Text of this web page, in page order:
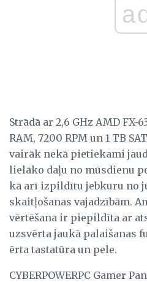
ad
Strādā ar 2,6 GHz AMD FX-
RAM, 7200 RPM un 1 TB
vairāk nekā pietiekami
lielāko daļu no mūsdienu
kā arī izpildītu jebkuru no
skaitļošanas vajadzībām.
vērtēšana ir piepildīta ar
uzsvērta jaukā palaišanas
ērta tastatūra un pele.
CYBERPOWERPC Gamer